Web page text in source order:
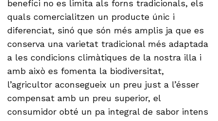
benefici no es limita als forns tradicionals, els
quals comercialitzen un producte únic i
diferenciat, sinó que són més amplis ja que es
conserva una varietat tradicional més adaptada
a les condicions climàtiques de la nostra illa i
amb això es fomenta la biodiversitat,
l’agricultor aconsegueix un preu just a l’ésser
compensat amb un preu superior, el
consumidor obté un pa integral de sabor intens